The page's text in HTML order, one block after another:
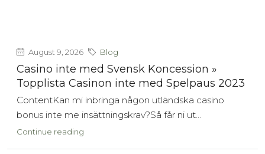
August 9, 2026 Blog
Casino inte med Svensk Koncession »
Topplista Casinon inte med Spelpaus 2023
ContentKan mi inbringa någon utländska casino
bonus inte me insättningskrav?Så får ni ut...
Continue reading